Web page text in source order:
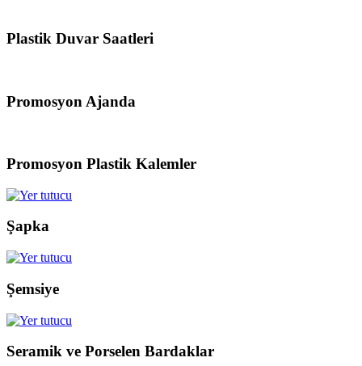
Plastik Duvar Saatleri
Promosyon Ajanda
Promosyon Plastik Kalemler
Şapka
Şemsiye
Seramik ve Porselen Bardaklar